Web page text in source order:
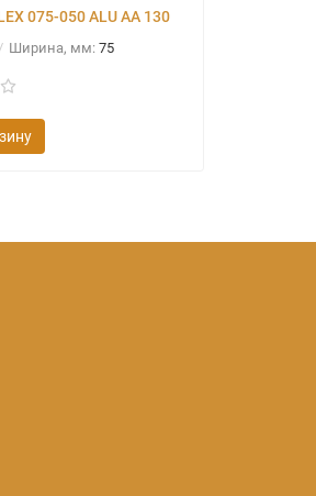
075-050 ALU AA 130
Ширина, мм: 75